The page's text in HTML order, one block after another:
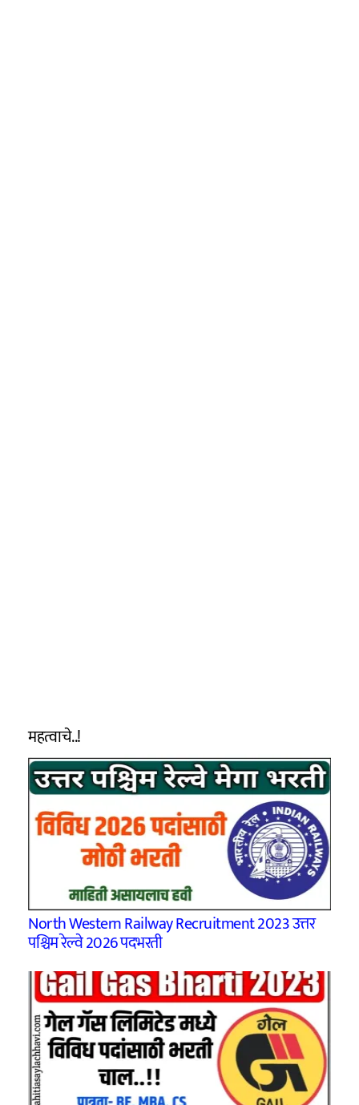
महत्वाचे..!
North Western Railway Recruitment 2023 उत्तर
पश्चिम रेल्वे 2026 पदभरती